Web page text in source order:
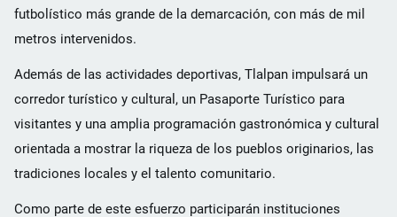
futbolístico más grande de la demarcación, con más de mil
metros intervenidos.
Además de las actividades deportivas, Tlalpan impulsará un
corredor turístico y cultural, un Pasaporte Turístico para
visitantes y una amplia programación gastronómica y cultural
orientada a mostrar la riqueza de los pueblos originarios, las
tradiciones locales y el talento comunitario.
Como parte de este esfuerzo participarán instituciones